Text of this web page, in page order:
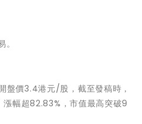
盤價3.4港元/股，截至發稿時，
幅超82.83%，市值最高突破9